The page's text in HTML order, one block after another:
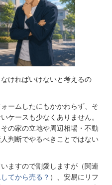
ければいけないと考えるの
ームしたにもかかわらず、そ
ケースも少なくありません。
の家の立地や周辺相場・不動
判断でやるべきことではない
ますので割愛しますが（関連
てから売る？ ）、安易にリフ